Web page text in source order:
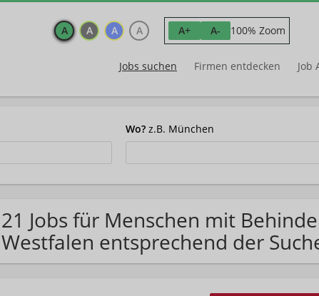
A A A A A+ A- 100% Zoom
Jobs suchen Firmen entdecken Job
Wo? z.B. München
21 Jobs für Menschen mit
Westfalen entsprechend der